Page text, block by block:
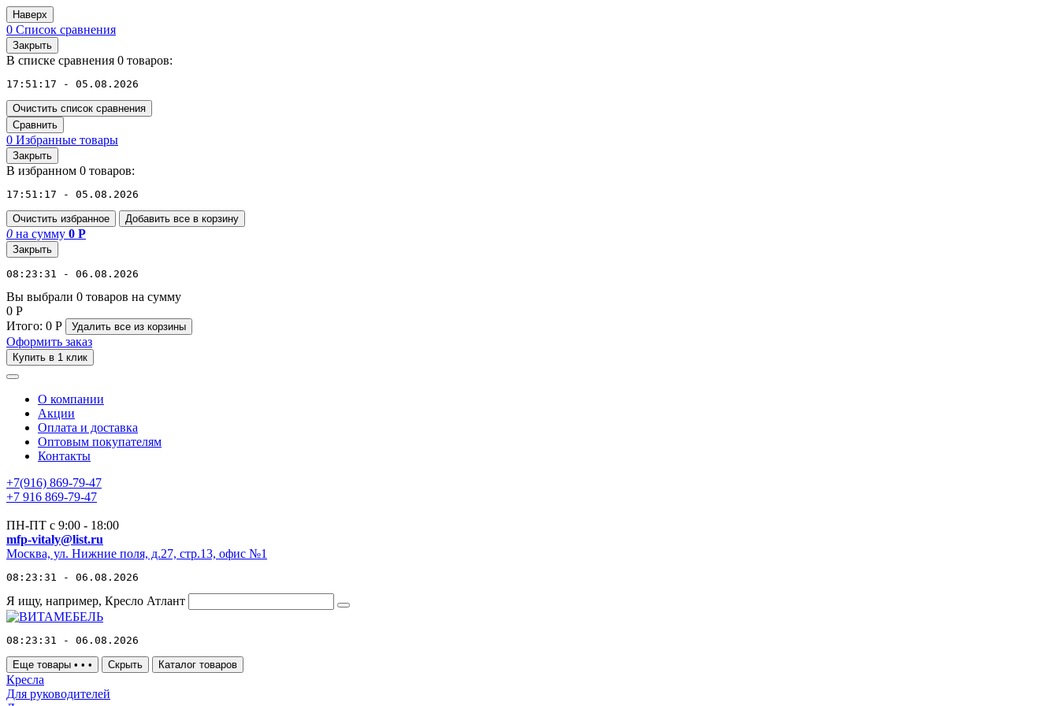
Наверх
0 Список сравнения
Закрыть
В списке сравнения 0 товаров:
17:51:17 - 05.08.2026
Очистить список сравнения
Сравнить
0 Избранные товары
Закрыть
В избранном 0 товаров:
17:51:17 - 05.08.2026
Очистить избранное Добавить все в корзину
0 на сумму 0 Р
Закрыть
08:23:31 - 06.08.2026
Вы выбрали 0 товаров на сумму
0 Р
Итого: 0 Р Удалить все из корзины
Оформить заказ
Купить в 1 клик
О компании
Акции
Оплата и доставка
Оптовым покупателям
Контакты
+7(916) 869-79-47
+7 916 869-79-47
ПН-ПТ с 9:00 - 18:00
mfp-vitaly@list.ru
Москва, ул. Нижние поля, д.27, стр.13, офис №1
08:23:31 - 06.08.2026
Я ищу, например, Кресло Атлант
08:23:31 - 06.08.2026
Еще товары • • • Скрыть Каталог товаров
Кресла
Для руководителей